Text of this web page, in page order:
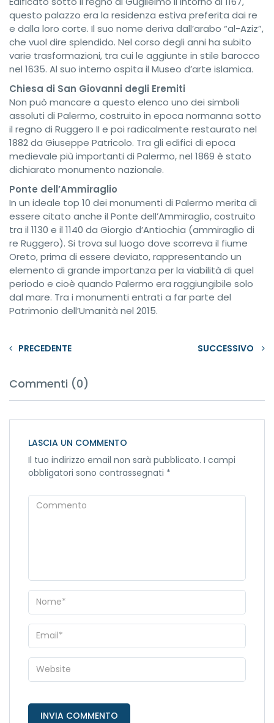
questo palazzo era la residenza estiva preferita dai re
e dalla loro corte. Il suo nome deriva dall’arabo “al-Aziz”,
che vuol dire splendido. Nel corso degli anni ha subito
varie trasformazioni, tra cui le aggiunte in stile barocco
nel 1635. Al suo interno ospita il Museo d’arte islamica.
Chiesa di San Giovanni degli Eremiti
Non può mancare a questo elenco uno dei simboli
assoluti di Palermo, costruito in epoca normanna sotto
il regno di Ruggero II e poi radicalmente restaurato nel
1882 da Giuseppe Patricolo. Tra gli edifici di epoca
medievale più importanti di Palermo, nel 1869 è stato
dichiarato monumento nazionale.
Ponte dell’Ammiraglio
In un ideale top 10 dei monumenti di Palermo merita di
essere citato anche il Ponte dell’Ammiraglio, costruito
tra il 1130 e il 1140 da Giorgio d’Antiochia (ammiraglio di
re Ruggero). Si trova sul luogo dove scorreva il fiume
Oreto, prima di essere deviato, rappresentando un
elemento di grande importanza per la viabilità di quel
periodo e cioè quando Palermo era raggiungibile solo
dal mare. Tra i monumenti entrati a far parte del
Patrimonio dell’Umanità nel 2015.
PRECEDENTE SUCCESSIVO
Commenti (0)
LASCIA UN COMMENTO
Il tuo indirizzo email non sarà pubblicato. I campi
obbligatori sono contrassegnati *